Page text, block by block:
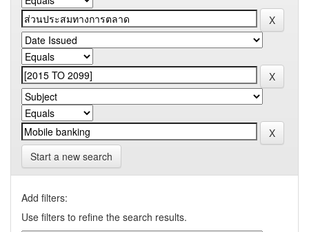
Start a new search
Add filters:
Use filters to refine the search results.